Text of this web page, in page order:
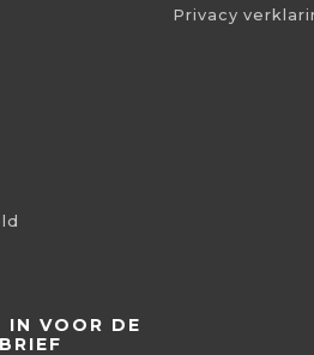
Privacy
IN VOOR DE